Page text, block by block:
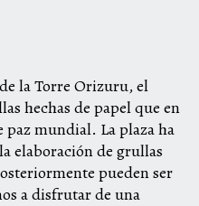
la Torre Orizuru, el
hechas de papel que en
paz mundial. La plaza ha
elaboración de grullas
pueden ser
a disfrutar de una